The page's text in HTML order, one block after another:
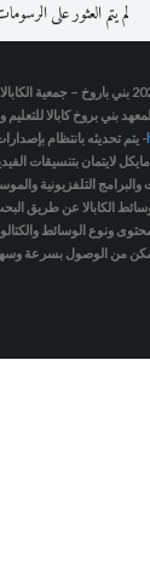
لم يتم العثور على
بني باروخ – جمعية
بني بروخ كابالا للتعليم
- يتم تحديثه بانتظام
مايكل لايتمان بتنسيقات
والبرامج التلفزيونية
الكابالا عن طريق البحث
المحتوى ونوع الوسائط
من الوصول بسرعة